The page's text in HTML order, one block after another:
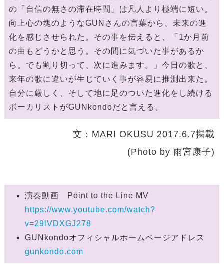
の「自信の無さの滞在時間」は凡人より極端に短い。
向上心の塊のようなGUNさんの言葉から、未来の進
化を感じさせられた。その事を伝えると、「1か月前
の曲もどうかと思う。その間に気づいた事があるか
ら。でも割り切って、次に進みます。」今日の歌と、
来年の歌に違いが生じていく事が容易に推測出来た。
自分に厳しく、そして地に足のついた進化をし続ける
ボーカリストがGUNkondoだと言える。
文：MARI OKUSU 2017.6.7掲載
(Photo by 雨宮康子)
演奏動画 Point to the Line MV
https://www.youtube.com/watch?
v=29lVDXGJ278
GUNkondoオフィシャルホームページアドレス
gunkondo.com